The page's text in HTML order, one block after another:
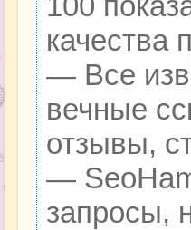
качества
— Все
вечные
отзывы,
—
запросы,